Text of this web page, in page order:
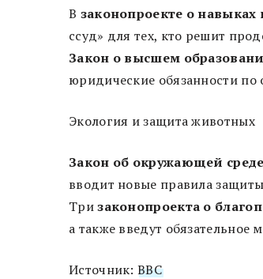
В законопроекте о навыках
ссуд» для тех, кто решит
Закон о высшем
юридические обязанности по
Экология и защита животных
Закон об окружающей среде
вводит новые правила
Тризаконопроекта о
а также введут
Источник: BBC